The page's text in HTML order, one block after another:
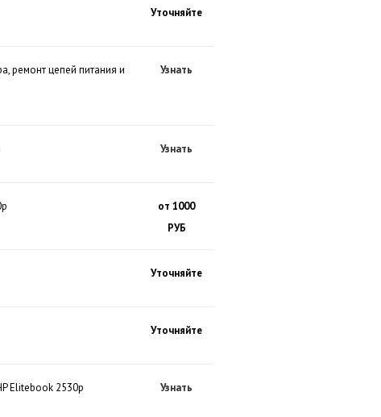
Уточняйте
ремонт цепей питания и
Узнать
Узнать
от 1000
РУБ
Уточняйте
Уточняйте
Elitebook 2530p Узнать